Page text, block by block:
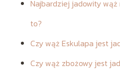
Najbardziej jadowity
to?
Czy wąż Eskulapa jest
Czy wąż zbożowy jest